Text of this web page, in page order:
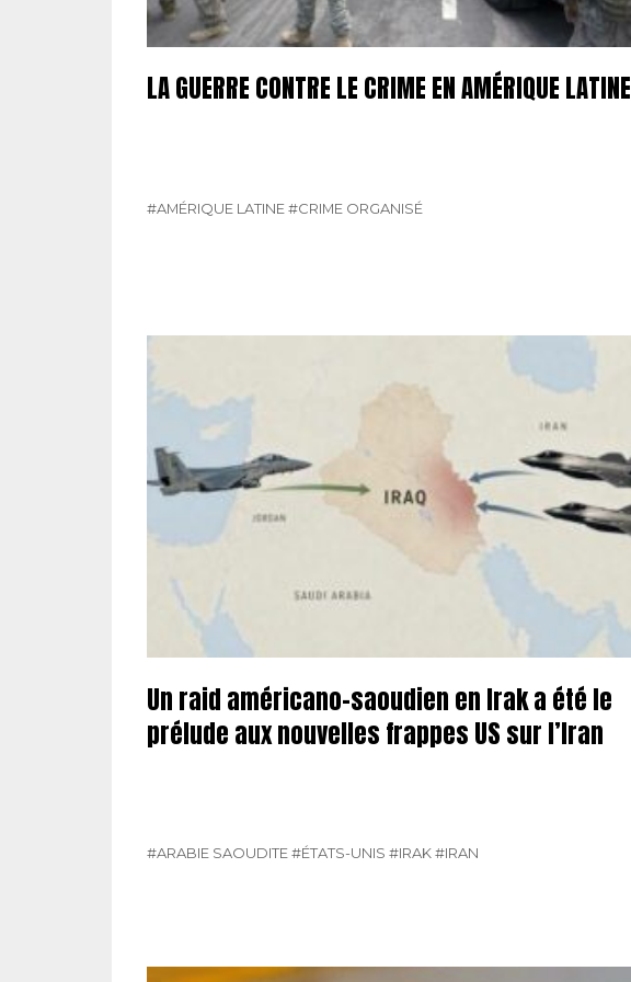
LA GUERRE CONTRE LE CRIME EN AMÉRIQUE LATINE
#AMÉRIQUE LATINE#CRIME ORGANISÉ
Un raid américano-saoudien en Irak a été le
prélude aux nouvelles frappes US sur l’Iran
#ARABIE SAOUDITE#ÉTATS-UNIS #IRAK#IRAN